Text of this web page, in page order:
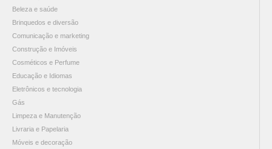
Beleza e saúde
Brinquedos e diversão
Comunicação e marketing
Construção e Imóveis
Cosméticos e Perfume
Educação e Idiomas
Eletrônicos e tecnologia
Gás
Limpeza e Manutenção
Livraria e Papelaria
Móveis e decoração